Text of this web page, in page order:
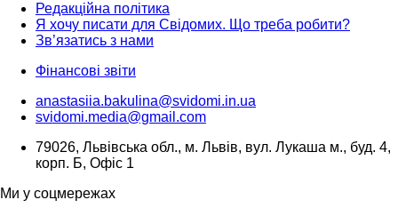
Редакційна політика
Я хочу писати для Свідомих. Що треба робити?
Зв’язатись з нами
Фінансові звіти
anastasiia.bakulina@svidomi.in.ua
svidomi.media@gmail.com
79026, Львівська обл., м. Львів, вул. Лукаша м., буд. 4,
корп. Б, Офіс 1
Ми у соцмережах